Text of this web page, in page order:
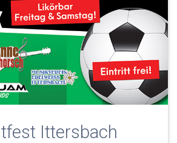
Ittersbach